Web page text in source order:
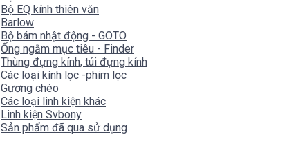
Bộ EQ kính thiên văn
Barlow
Bộ bám nhật động - GOTO
Ống ngắm mục tiêu - Finder
Thùng đựng kính, túi đựng kính
Các loại kính lọc -phim lọc
Gương chéo
Các loại linh kiện khác
Linh kiện Svbony
Sản phẩm đã qua sử dụng